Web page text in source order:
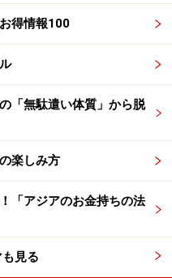
その目標は達成できた様
今、老後資金は「7000万
感じているそう。
積み立てていたが、資金
早く積み立てをやめてし
に積み立て額が倍以上
らよかった」と悔やみ
得情報100
「無駄遣い体質」から脱
楽しみ方
「アジアのお金持ちの法
見る